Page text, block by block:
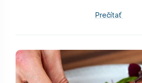
Prečítať